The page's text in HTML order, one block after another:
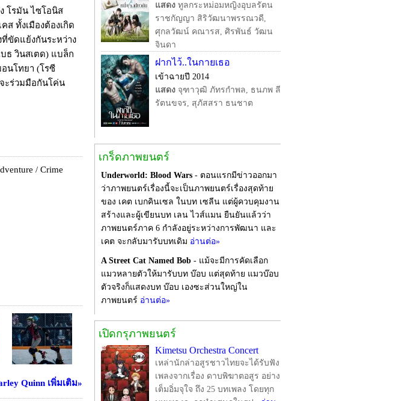
โรมัน ไซโอนิส
ส ทั้งเมืองต้องเกิด
ขัดแย้งกันระหว่าง
ธ วินสเตด) แบล็ก
อนโทยา (โรซี
ะร่วมมือกันโค่น
/ Crime
Quinn เพิ่มเติม»
แสดง ทูลกระหม่อมหญิงอุบลรัตน
ราชกัญญา สิริวัฒนาพรรณวดี,
ศุกลวัฒน์ คณารส, ศิรพันธ์ วัฒน
จินดา
ฝากไว้..ในกายเธอ
เข้าฉายปี 2014
แสดง จุฑาวุฒิ ภัทรกำพล, ธนภพ ลี
รัตนขจร, สุภัสสรา ธนชาต
เกร็ดภาพยนตร์
Underworld: Blood Wars - ตอนแรกมีข่าวออกมา
ว่าภาพยนตร์เรื่องนี้จะเป็นภาพยนตร์เรื่องสุดท้าย
ของ เคต เบกคินเซล ในบท เซลีน แต่ผู้ควบคุมงาน
สร้างและผู้เขียนบท เลน ไวส์แมน ยืนยันแล้วว่า
ภาพยนตร์ภาค 6 กำลังอยู่ระหว่างการพัฒนา และ
เคต จะกลับมารับบทเดิม อ่านต่อ»
A Street Cat Named Bob - แม้จะมีการคัดเลือก
แมวหลายตัวให้มารับบท บ๊อบ แต่สุดท้าย แมวบ๊อบ
ตัวจริงก็แสดงบท บ๊อบ เองซะส่วนใหญ่ใน
ภาพยนตร์ อ่านต่อ»
เปิดกรุภาพยนตร์
Kimetsu Orchestra Concert
เหล่านักล่าอสูรชาวไทยจะได้รับฟัง
เพลงจากเรื่อง ดาบพิฆาตอสูร อย่าง
เต็มอิ่มจุใจ ถึง 25 บทเพลง โดยทุก